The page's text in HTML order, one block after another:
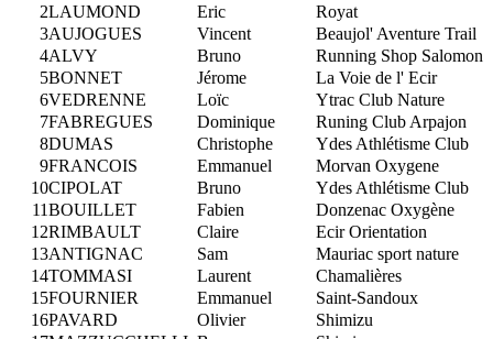
2LAUMOND Eric
Royat
3AUJOGUES Vincent
Beaujol' Aventure Trail
4ALVY Bruno
Running Shop Salomon
5BONNET Jérome
La Voie de l' Ecir
6VEDRENNE Loïc
Ytrac Club Nature
7FABREGUES Dominique
Runing Club Arpajon
8DUMAS Christophe
Ydes Athlétisme Club
9FRANCOIS Emmanuel
Morvan Oxygene
10CIPOLAT Bruno
Ydes Athlétisme Club
11BOUILLET Fabien
Donzenac Oxygène
12RIMBAULT Claire
Ecir Orientation
13ANTIGNAC Sam
Mauriac sport nature
14TOMMASI Laurent
Chamalières
15FOURNIER Emmanuel
Saint-Sandoux
16PAVARD Olivier
Shimizu